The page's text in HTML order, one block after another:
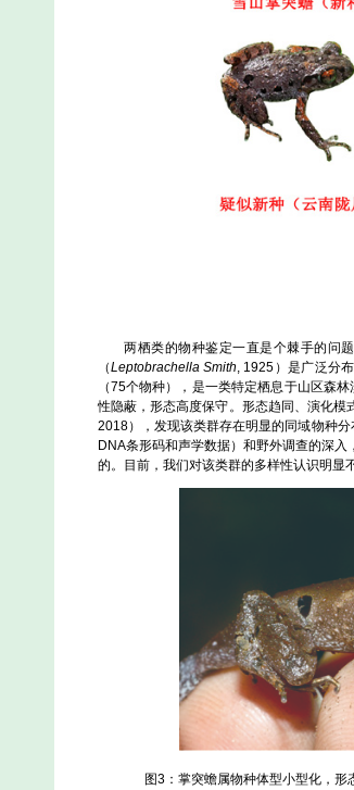
两栖类的物种鉴定一直是个棘手的问题
（Leptobrachella Smith, 1925）是广泛分
（75个物种），是一类特定栖息于山区森
性隐蔽，形态高度保守。形态趋同、演化
2018），发现该类群存在明显的同域物种
DNA条形码和声学数据）和野外调查的深
的。目前，我们对该类群的多样性认识明显不
图3：掌突蟾属物种体型小型化，形